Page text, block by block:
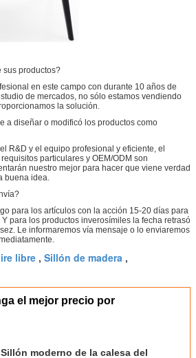
sus productos?
en este campo con durante 10 años de
de mercados, no sólo estamos vendiendo
la solución.
a diseñar o modificó los productos como
R&D y el equipo profesional y eficiente, el
particulares y OEM/ODM son
nuestro mejor para hacer que viene verdad
buena idea.
para los artículos con la acción 15-20 días para
para los productos inverosímiles la fecha retrasó
Le informaremos vía mensaje o lo enviaremos
libre , Sillón de madera ,
el mejor precio por
Sillón moderno de la calesa del